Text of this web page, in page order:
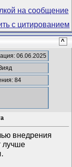
^
06.06.2025
84
внедрения
лучше